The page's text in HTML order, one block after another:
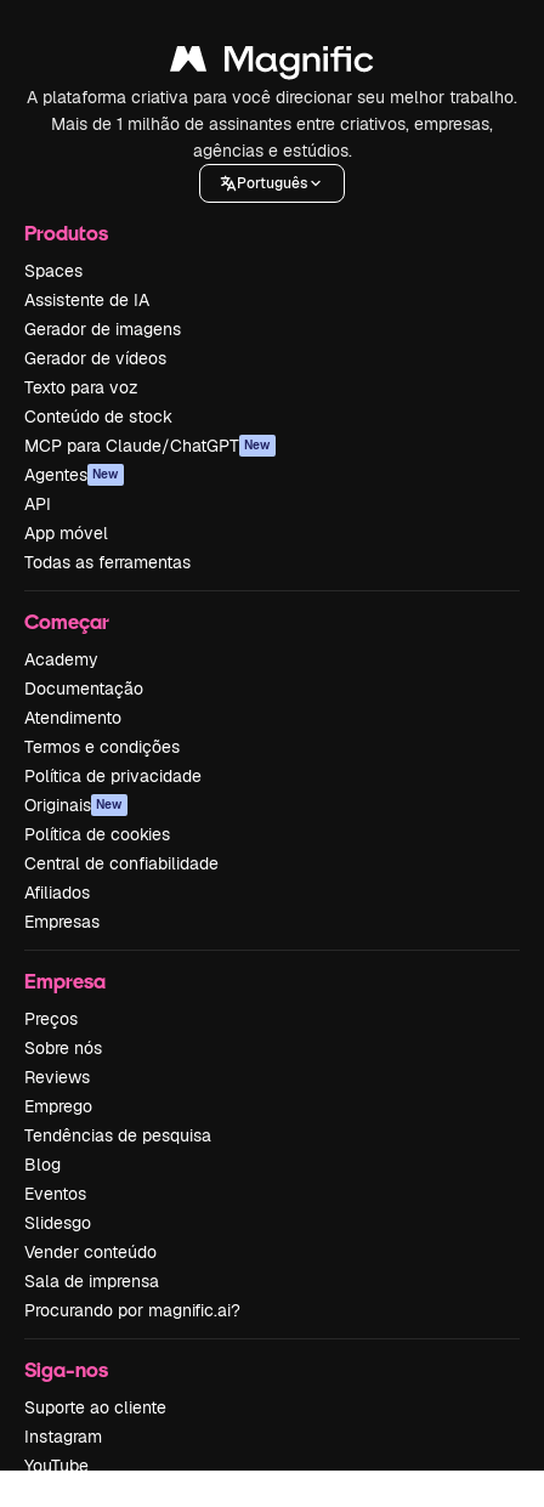
A plataforma criativa para você direcionar seu melhor trabalho.
Mais de 1 milhão de assinantes entre criativos, empresas,
agências e estúdios.
Português
Produtos
Spaces
Assistente de IA
Gerador de imagens
Gerador de vídeos
Texto para voz
Conteúdo de stock
MCP para Claude/ChatGPT New
Agentes New
API
App móvel
Todas as ferramentas
Começar
Academy
Documentação
Atendimento
Termos e condições
Política de privacidade
Originais New
Política de cookies
Central de confiabilidade
Afiliados
Empresas
Empresa
Preços
Sobre nós
Reviews
Emprego
Tendências de pesquisa
Blog
Eventos
Slidesgo
Vender conteúdo
Sala de imprensa
Procurando por magnific.ai?
Siga-nos
Suporte ao cliente
Instagram
YouTube